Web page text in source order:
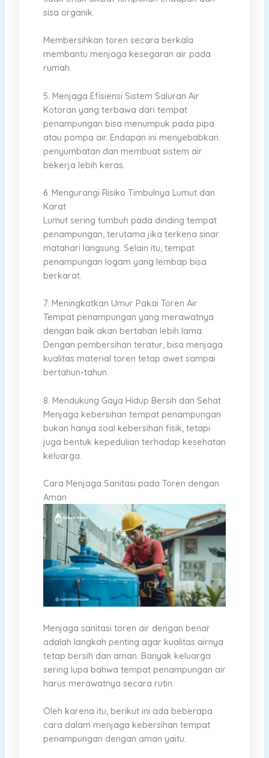
sisa organik.
Membersihkan toren secara berkala
membantu menjaga kesegaran air pada
rumah.
5. Menjaga Efisiensi Sistem Saluran Air
Kotoran yang terbawa dari tempat
penampungan bisa menumpuk pada pipa
atau pompa air. Endapan ini menyebabkan
penyumbatan dan membuat sistem air
bekerja lebih keras.
6. Mengurangi Risiko Timbulnya Lumut dan
Karat
Lumut sering tumbuh pada dinding tempat
penampungan, terutama jika terkena sinar
matahari langsung. Selain itu, tempat
penampungan logam yang lembap bisa
berkarat.
7. Meningkatkan Umur Pakai Toren Air
Tempat penampungan yang merawatnya
dengan baik akan bertahan lebih lama.
Dengan pembersihan teratur, bisa menjaga
kualitas material toren tetap awet sampai
bertahun-tahun.
8. Mendukung Gaya Hidup Bersih dan Sehat
Menjaga kebersihan tempat penampungan
bukan hanya soal kebersihan fisik, tetapi
juga bentuk kepedulian terhadap kesehatan
keluarga.
Cara Menjaga Sanitasi pada Toren dengan
Aman
Menjaga sanitasi toren air dengan benar
adalah langkah penting agar kualitas airnya
tetap bersih dan aman. Banyak keluarga
sering lupa bahwa tempat penampungan air
harus merawatnya secara rutin.
Oleh karena itu, berikut ini ada beberapa
cara dalam menjaga kebersihan tempat
penampungan dengan aman yaitu: